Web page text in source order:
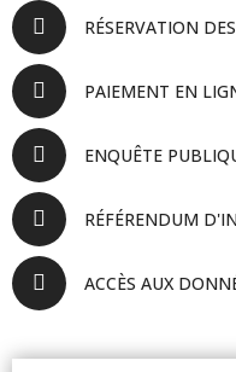
RÉSERVATION
PAIEMENT EN
ENQUÊTE
RÉFÉRENDUM
ACCÈS AUX